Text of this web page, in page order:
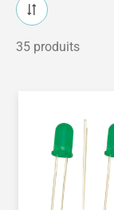
35 produits